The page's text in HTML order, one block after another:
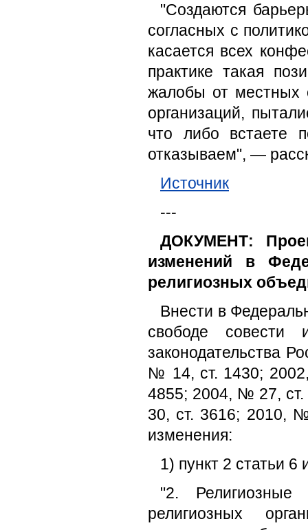
"Создаются
согласных с
касается всех
практике такая
жалобы от местных
организаций,
что либо встаете
отказываем", —
Источник
---
ДОКУМЕНТ:
изменений в
религиозных
Внести в
свободе совести
законодательства
№ 14, ст. 1430;
4855; 2004, № 27,
30, ст. 3616; 2010,
изменения:
1) пункт 2 статьи
"2. Религиозные
религиозных